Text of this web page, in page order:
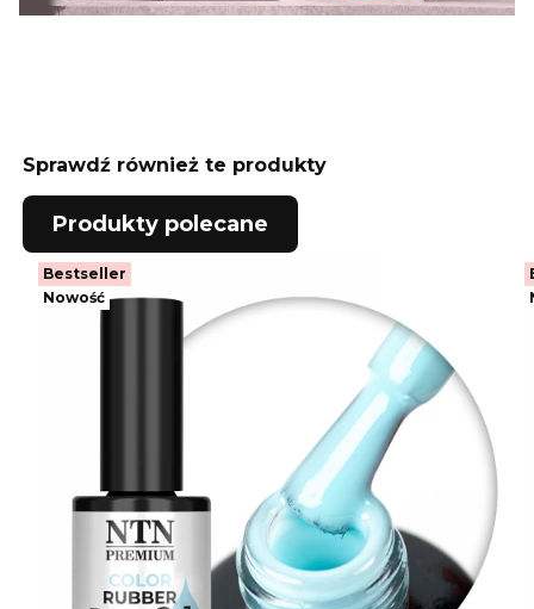
Sprawdź również te produkty
Produkty polecane
Bestseller
Nowość